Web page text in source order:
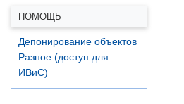
ПОМОЩЬ
Депонирование объектов
Разное (доступ для
ИВиС)